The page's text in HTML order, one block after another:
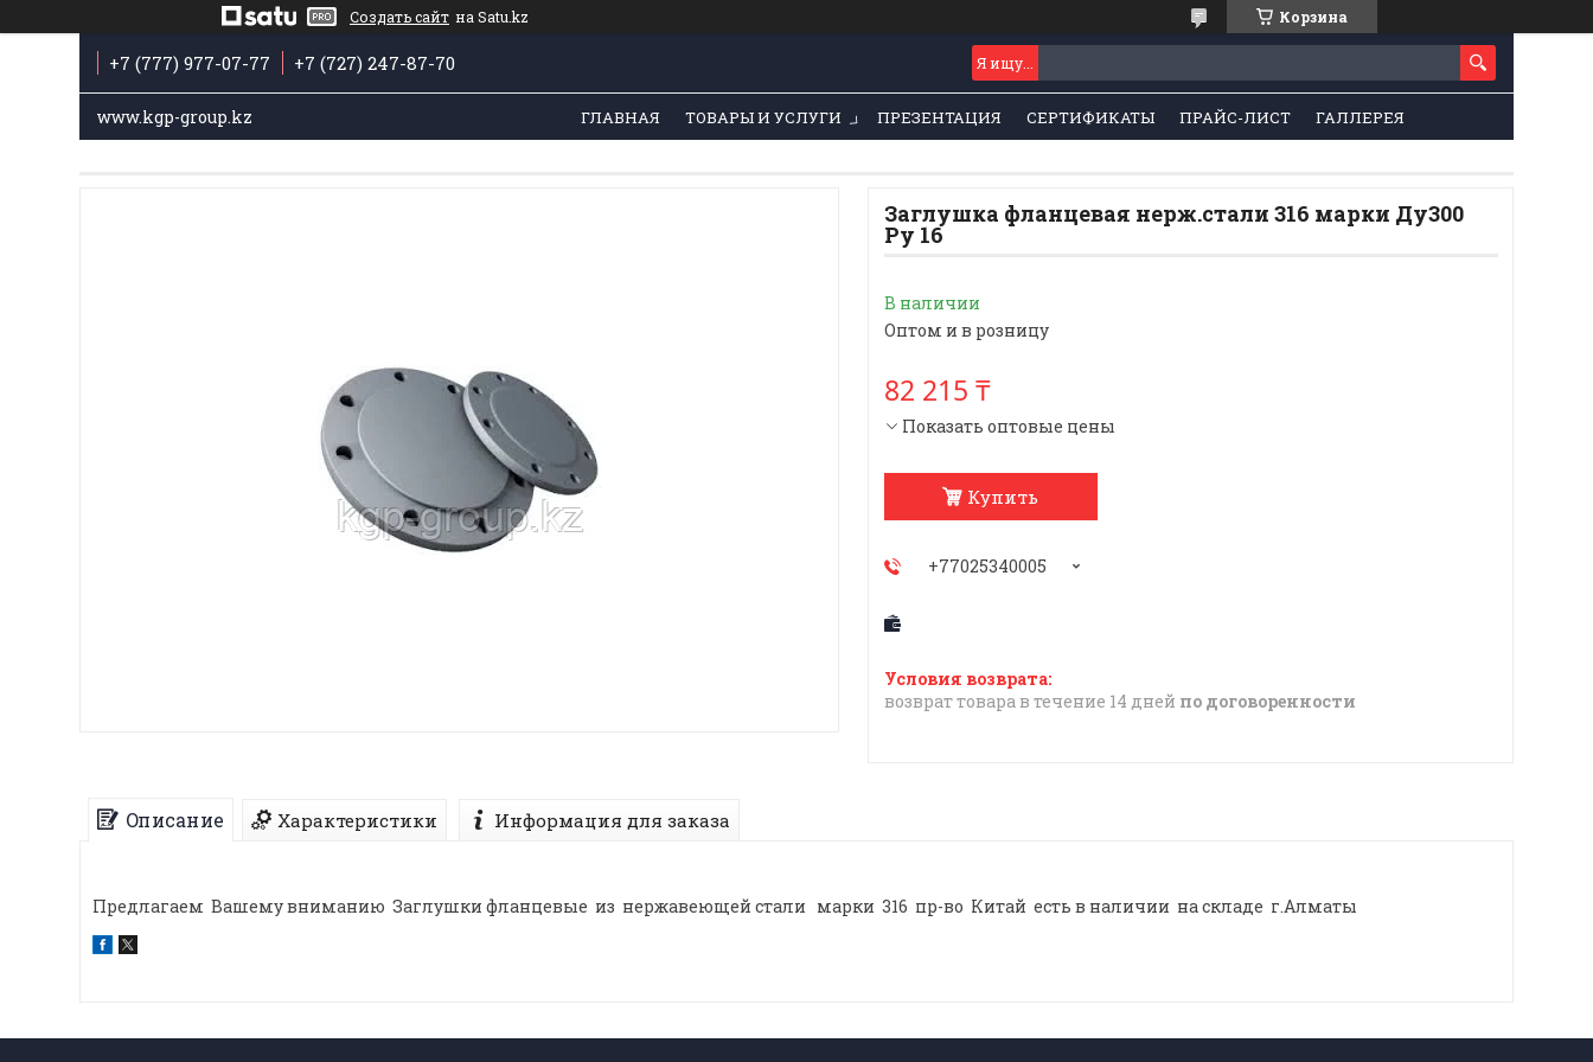
Создать сайт на Satu.kz Корзина
+7 (777) 977-07-77 +7 (727) 247-87-70
www.kgp-group.kz ГЛАВНАЯ ТОВАРЫ И УСЛУГИ ПРЕЗЕНТАЦИЯ СЕРТИФИКАТЫ ПРАЙС-ЛИСТ ГАЛЛЕРЕЯ
Заглушка фланцевая нерж.стали 316 марки Ду300
Ру 16
В наличии
Оптом и в розницу
82 215 ₸
Показать оптовые цены
Купить
+77025340005
возврат товара в течение 14 дней по договоренности
Описание Характеристики Информация для заказа
Предлагаем Вашему вниманию Заглушки фланцевые из нержавеющей стали марки 316 пр-во Китай есть в наличии на складе г.Алматы